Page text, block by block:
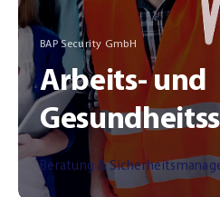
BAP Security GmbH
Arbeits- und
Beratung &